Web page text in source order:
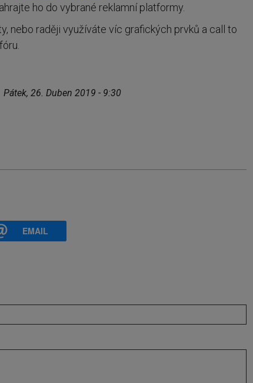
ho do vybrané reklamní platformy.
nebo raději využíváte víc grafických prvků a call to
Pátek, 26. Duben 2019 - 9:30
EMAIL